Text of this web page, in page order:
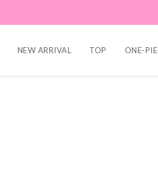
NEW ARRIVAL TOP ONE-